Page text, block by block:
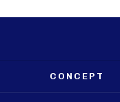
CONCEPT